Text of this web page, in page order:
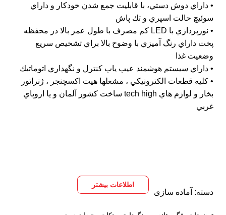
• داراي دوش دستي، با قابليت جمع شدن خودكار و داراي
سوئيچ حالت اسپري و تك پاش
• نورپردازي با LED كم مصرف با طول عمر بالا در محفظه
پخت داراي رنگ آميزي با وضوح بالا براي تشخيص سريع
وضعيت غذا
• داراي سيستم هوشمند عيب ياب كنترل و نگهداري اتوماتيك
• كليه قطعات الكترونيكي ، مشعلها هيت اكسچنجر ، ژنراتور
بخار و لوازم هاي tech high ساخت كشور آلمان و يا اروپاي
غربي
اطلاعات بیشتر
دسته: آماده سازی